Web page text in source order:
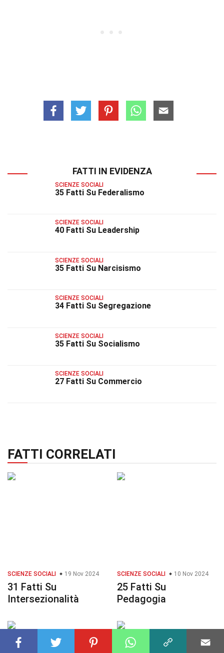
FATTI IN EVIDENZA
SCIENZE SOCIALI
35 Fatti Su Federalismo
SCIENZE SOCIALI
40 Fatti Su Leadership
SCIENZE SOCIALI
35 Fatti Su Narcisismo
SCIENZE SOCIALI
34 Fatti Su Segregazione
SCIENZE SOCIALI
35 Fatti Su Socialismo
SCIENZE SOCIALI
27 Fatti Su Commercio
FATTI CORRELATI
SCIENZE SOCIALI 19 Nov 2024
31 Fatti Su
Intersezionalità
SCIENZE SOCIALI 10 Nov 2024
25 Fatti Su
Pedagogia